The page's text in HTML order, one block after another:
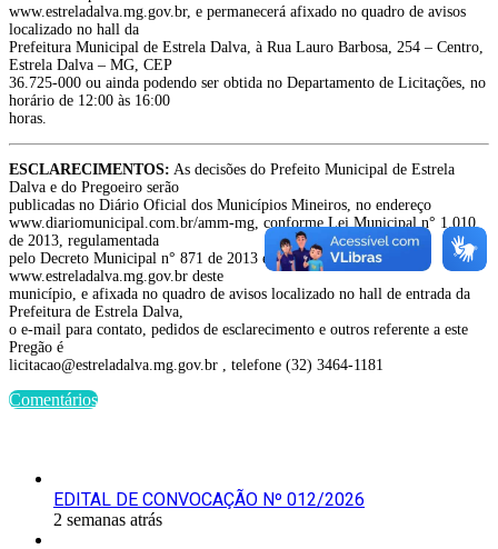
www.estreladalva.mg.gov.br, e permanecerá afixado no quadro de avisos
localizado no hall da
Prefeitura Municipal de Estrela Dalva, à Rua Lauro Barbosa, 254 – Centro,
Estrela Dalva – MG, CEP
36.725-000 ou ainda podendo ser obtida no Departamento de Licitações, no
horário de 12:00 às 16:00
horas.
ESCLARECIMENTOS: As decisões do Prefeito Municipal de Estrela
Dalva e do Pregoeiro serão
publicadas no Diário Oficial dos Municípios Mineiros, no endereço
www.diariomunicipal.com.br/amm-mg, conforme Lei Municipal n° 1.010
de 2013, regulamentada
pelo Decreto Municipal n° 871 de 2013 e poderão constar no site
www.estreladalva.mg.gov.br deste
município, e afixada no quadro de avisos localizado no hall de entrada da
Prefeitura de Estrela Dalva,
o e-mail para contato, pedidos de esclarecimento e outros referente a este
Pregão é
licitacao@estreladalva.mg.gov.br , telefone (32) 3464-1181
Comentários
EDITAL DE CONVOCAÇÃO Nº 012/2026
2 semanas atrás